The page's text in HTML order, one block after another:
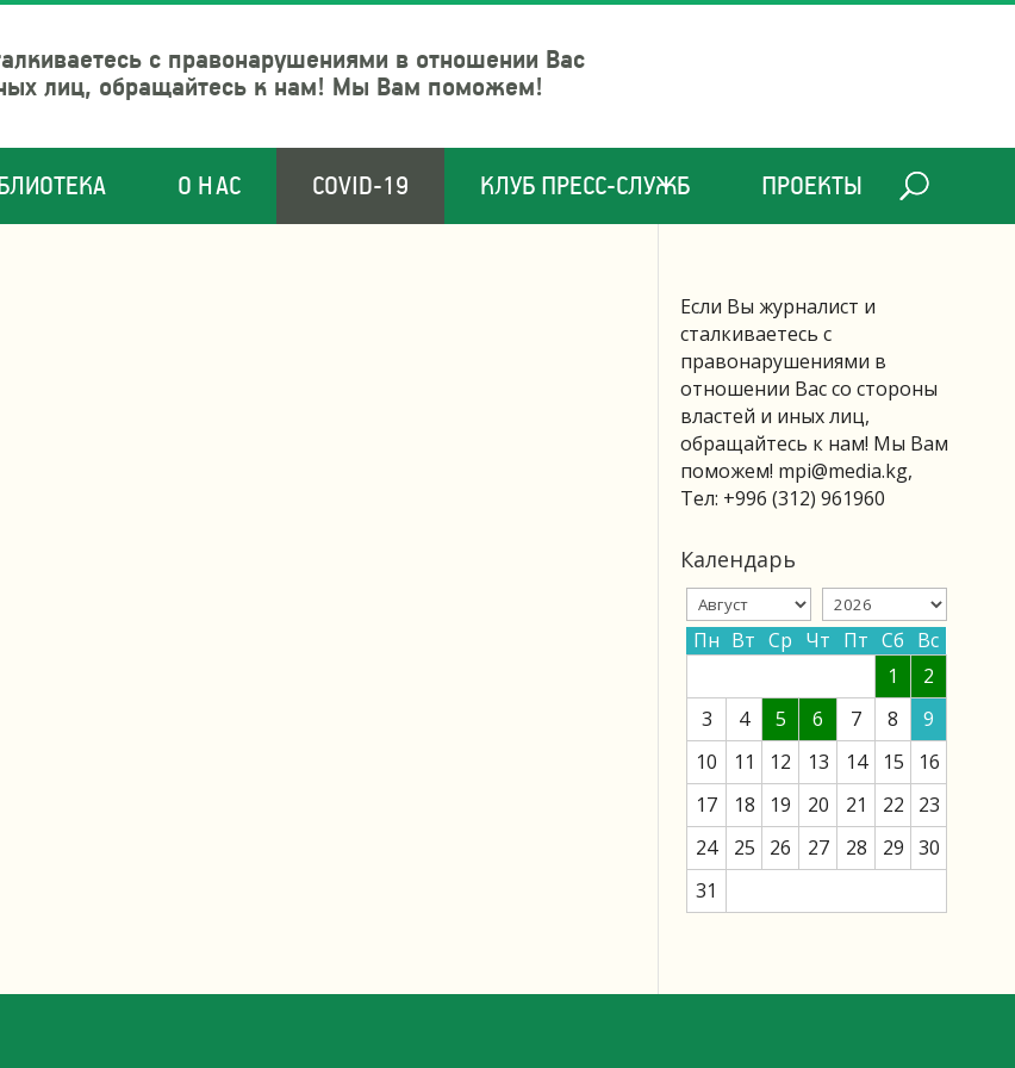
с правонарушениями в отношении Вас
лиц, обращайтесь к нам! Мы Вам поможем!
О НАС COVID-19 КЛУБ ПРЕСС-СЛУЖБ ПРОЕКТЫ
Если Вы журналист и
сталкиваетесь с
правонарушениями в
отношении Вас со стороны
властей и иных лиц,
обращайтесь к нам! Мы Вам
поможем! mpi@media.kg,
Тел: +996 (312) 961960
Календарь
Пн Вт Ср Чт Пт Сб Вс
1
2
3
4 5 6 7 8
9
10
11 12 13 14 15
16
17
18 19 20 21 22
23
24
25 26 27 28 29 30
31